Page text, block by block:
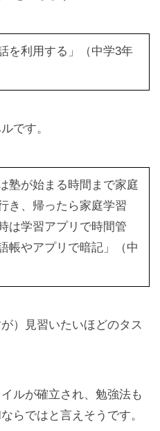
を利用する」（中学3年
です。
塾が始まる時間まで家庭
き、帰ったら家庭学習
は学習アプリで時間管
帳やアプリで暗記」（中
）見習いたいほどのタス
ルが確立され、勉強法も
らではと言えそうです。